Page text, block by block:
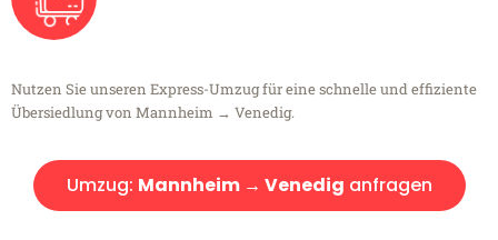
Nutzen Sie unseren Express-Umzug für eine schnelle und effiziente
Übersiedlung von Mannheim → Venedig.
Umzug: Mannheim → Venedig anfragen